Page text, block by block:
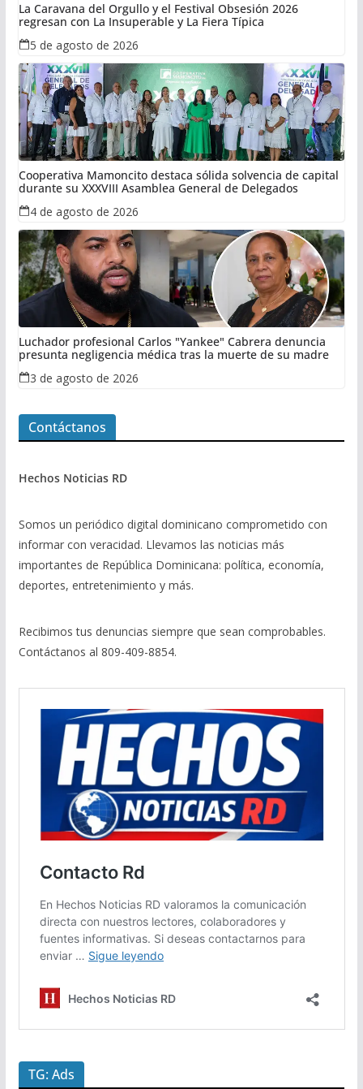
La Caravana del Orgullo y el Festival Obsesión 2026
regresan con La Insuperable y La Fiera Típica
5 de agosto de 2026
Cooperativa Mamoncito destaca sólida solvencia de capital
durante su XXXVIII Asamblea General de Delegados
4 de agosto de 2026
Luchador profesional Carlos "Yankee" Cabrera denuncia
presunta negligencia médica tras la muerte de su madre
3 de agosto de 2026
Contáctanos
Hechos Noticias RD
Somos un periódico digital dominicano comprometido con
informar con veracidad. Llevamos las noticias más
importantes de República Dominicana: política, economía,
deportes, entretenimiento y más.
Recibimos tus denuncias siempre que sean comprobables.
Contáctanos al 809-409-8854.
TG: Ads